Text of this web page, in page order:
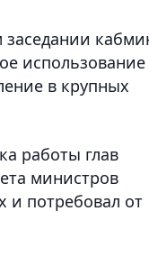
заседании
использование
в крупных
работы глав
министров
и потребовал от